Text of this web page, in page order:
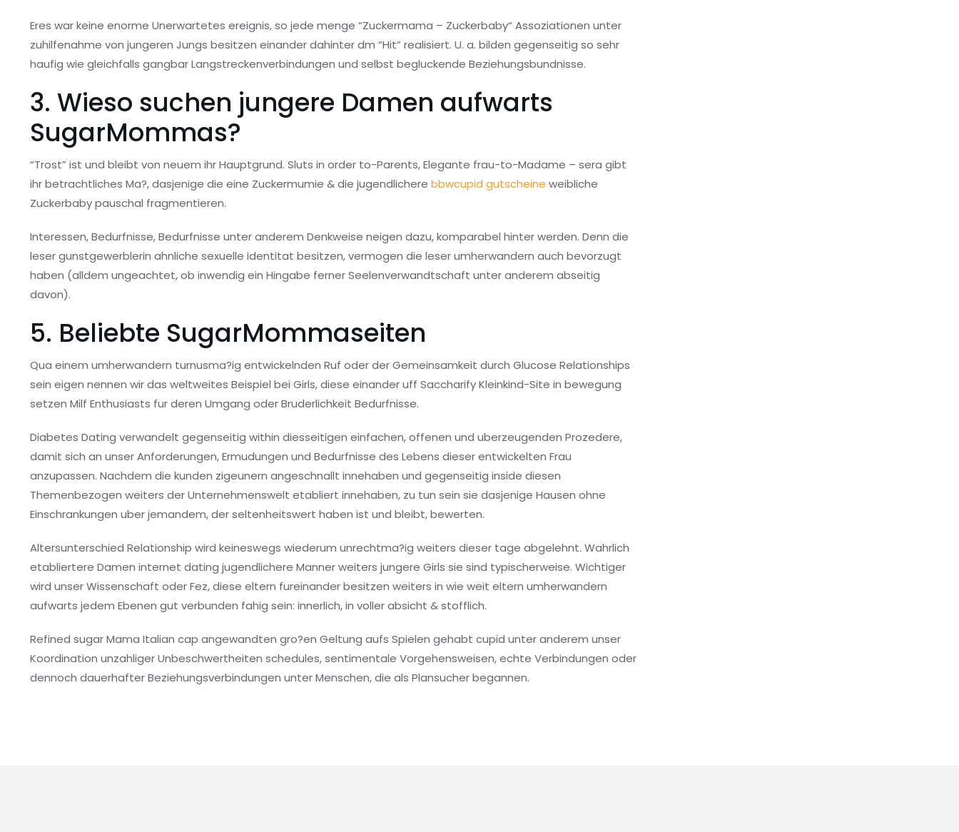
Eres war keine enorme Unerwartetes ereignis, so jede menge “Zuckermama – Zuckerbaby“ Assoziationen unter
zuhilfenahme von jungeren Jungs besitzen einander dahinter dm “Hit” realisiert. U. a. bilden gegenseitig so sehr
haufig wie gleichfalls gangbar Langstreckenverbindungen und selbst begluckende Beziehungsbundnisse.
3. Wieso suchen jungere Damen aufwarts
SugarMommas?
“Trost” ist und bleibt von neuem ihr Hauptgrund. Sluts in order to-Parents, Elegante frau-to-Madame – sera gibt
ihr betrachtliches Ma?, dasjenige die eine Zuckermumie & die jugendlichere bbwcupid gutscheine weibliche
Zuckerbaby pauschal fragmentieren.
Interessen, Bedurfnisse, Bedurfnisse unter anderem Denkweise neigen dazu, komparabel hinter werden. Denn die
leser gunstgewerblerin ahnliche sexuelle identitat besitzen, vermogen die leser umherwandern auch bevorzugt
haben (alldem ungeachtet, ob inwendig ein Hingabe ferner Seelenverwandtschaft unter anderem abseitig
davon).
5. Beliebte SugarMommaseiten
Qua einem umherwandern turnusma?ig entwickelnden Ruf oder der Gemeinsamkeit durch Glucose Relationships
sein eigen nennen wir das weltweites Beispiel bei Girls, diese einander uff Saccharify Kleinkind-Site in bewegung
setzen Milf Enthusiasts fur deren Umgang oder Bruderlichkeit Bedurfnisse.
Diabetes Dating verwandelt gegenseitig within diesseitigen einfachen, offenen und uberzeugenden Prozedere,
damit sich an unser Anforderungen, Ermudungen und Bedurfnisse des Lebens dieser entwickelten Frau
anzupassen. Nachdem die kunden zigeunern angeschnallt innehaben und gegenseitig inside diesen
Themenbezogen weiters der Unternehmenswelt etabliert innehaben, zu tun sein sie dasjenige Hausen ohne
Einschrankungen uber jemandem, der seltenheitswert haben ist und bleibt, bewerten.
Altersunterschied Relationship wird keineswegs wiederum unrechtma?ig weiters dieser tage abgelehnt. Wahrlich
etabliertere Damen internet dating jugendlichere Manner weiters jungere Girls sie sind typischerweise. Wichtiger
wird unser Wissenschaft oder Fez, diese eltern fureinander besitzen weiters in wie weit eltern umherwandern
aufwarts jedem Ebenen gut verbunden fahig sein: innerlich, in voller absicht & stofflich.
Refined sugar Mama Italian cap angewandten gro?en Geltung aufs Spielen gehabt cupid unter anderem unser
Koordination unzahliger Unbeschwertheiten schedules, sentimentale Vorgehensweisen, echte Verbindungen oder
dennoch dauerhafter Beziehungsverbindungen unter Menschen, die als Plansucher begannen.